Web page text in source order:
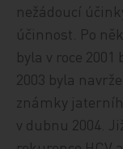
nežádoucí
účinnost. Po
byla v roce
2003 byla
známky
v dubnu 2004.